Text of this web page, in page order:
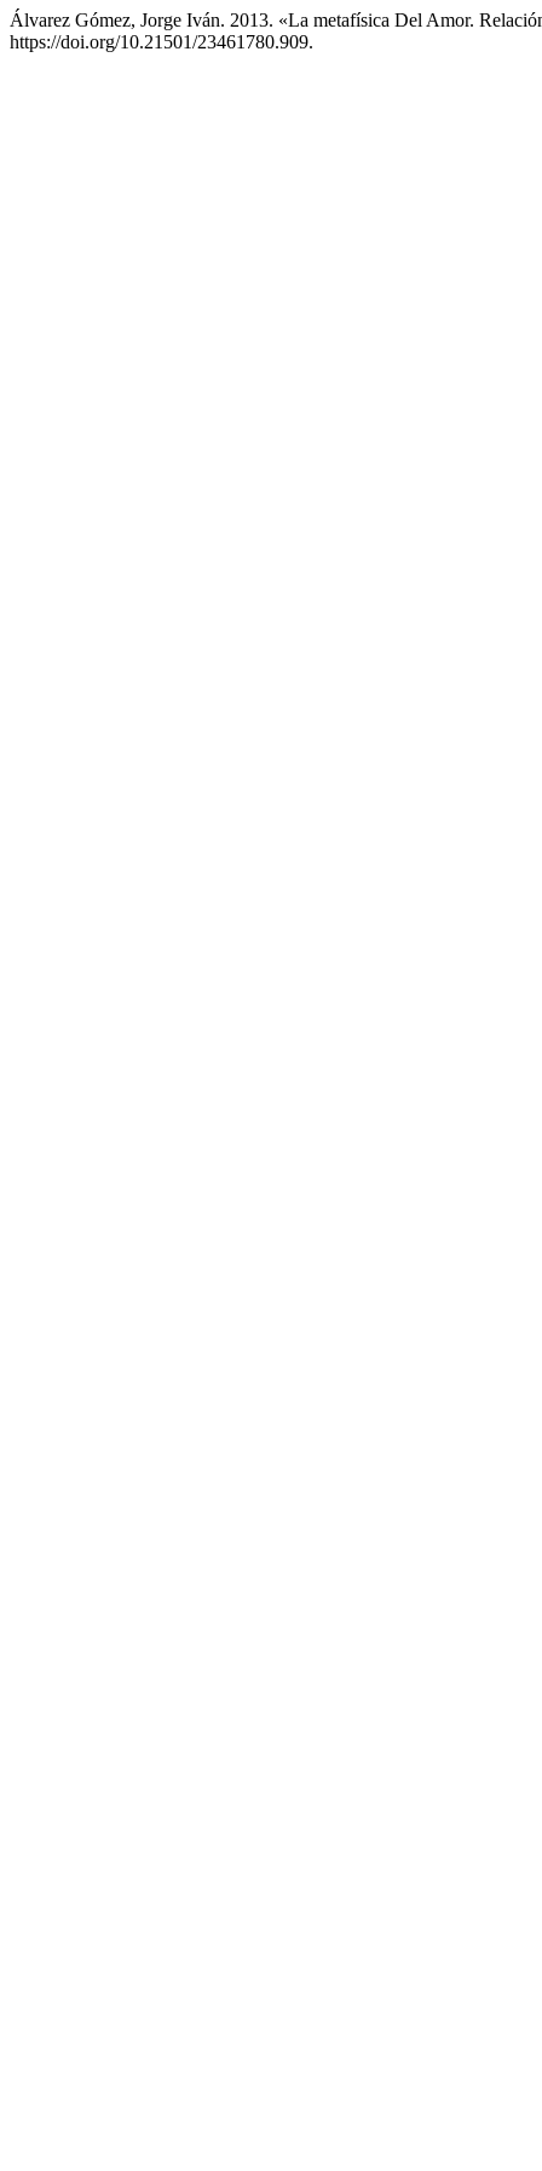
Álvarez Gómez, Jorge Iván. 2013. «La metafísica Del Amor.
https://doi.org/10.21501/23461780.909.